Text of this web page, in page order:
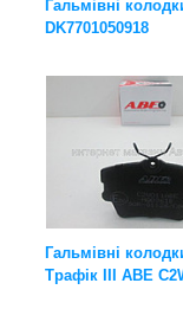
Гальмівні
DK7701050918
Гальмівні
Трафік III ABE